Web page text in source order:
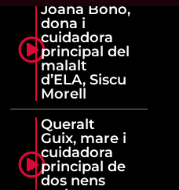
Joana Bono,
dona i
cuidadora
principal del
malalt
d’ELA, Siscu
Morell
Queralt
Guix, mare i
cuidadora
principal de
dos nens